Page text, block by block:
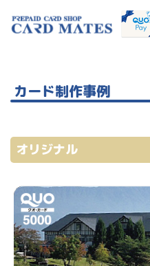
カード制作事例
オリジナル